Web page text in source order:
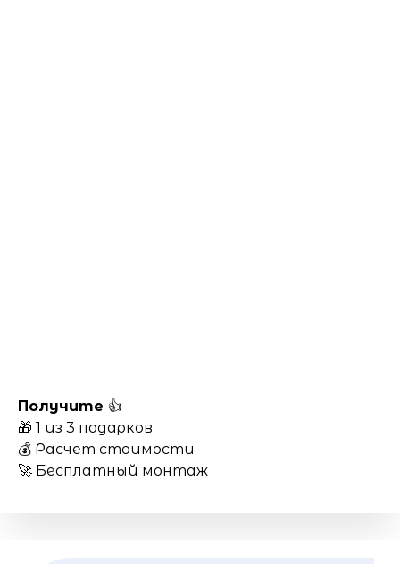
Получите 👍
🎁 1 из 3 подарков
💰 Расчет стоимости
🚀 Бесплатный монтаж